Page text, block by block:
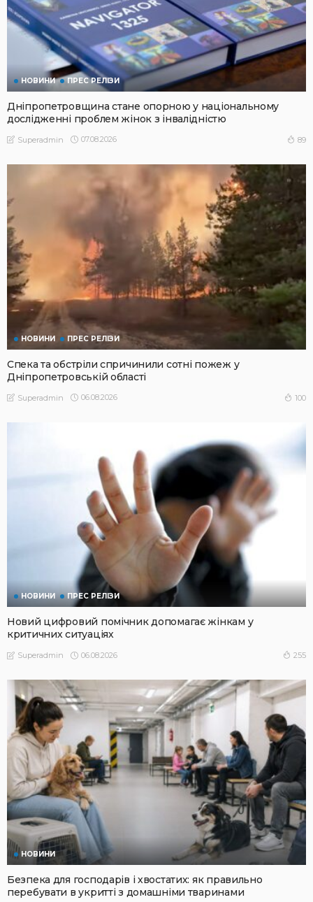
НОВИНИ ПРЕС РЕЛІЗИ
Дніпропетровщина стане опорною у національному
дослідженні проблем жінок з інвалідністю
Superadmin 07.08.2026 89
НОВИНИ ПРЕС РЕЛІЗИ
Спека та обстріли спричинили сотні пожеж у
Дніпропетровській області
Superadmin 06.08.2026 100
НОВИНИ ПРЕС РЕЛІЗИ
Новий цифровий помічник допомагає жінкам у
критичних ситуаціях
Superadmin 06.08.2026 255
НОВИНИ
Безпека для господарів і хвостатих: як правильно
перебувати в укритті з домашніми тваринами